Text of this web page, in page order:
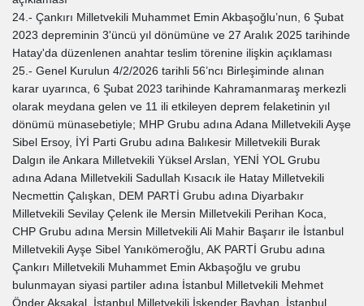
24.- Çankırı Milletvekili Muhammet Emin Akbaşoğlu’nun, 6 Şubat
2023 depreminin 3'üncü yıl dönümüne ve 27 Aralık 2025 tarihinde
Hatay'da düzenlenen anahtar teslim törenine ilişkin açıklaması
25.- Genel Kurulun 4/2/2026 tarihli 56’ncı Birleşiminde alınan
karar uyarınca, 6 Şubat 2023 tarihinde Kahramanmaraş merkezli
olarak meydana gelen ve 11 ili etkileyen deprem felaketinin yıl
dönümü münasebetiyle; MHP Grubu adına Adana Milletvekili Ayşe
Sibel Ersoy, İYİ Parti Grubu adına Balıkesir Milletvekili Burak
Dalgın ile Ankara Milletvekili Yüksel Arslan, YENİ YOL Grubu
adına Adana Milletvekili Sadullah Kısacık ile Hatay Milletvekili
Necmettin Çalışkan, DEM PARTİ Grubu adına Diyarbakır
Milletvekili Sevilay Çelenk ile Mersin Milletvekili Perihan Koca,
CHP Grubu adına Mersin Milletvekili Ali Mahir Başarır ile İstanbul
Milletvekili Ayşe Sibel Yanıkömeroğlu, AK PARTİ Grubu adına
Çankırı Milletvekili Muhammet Emin Akbaşoğlu ve grubu
bulunmayan siyasi partiler adına İstanbul Milletvekili Mehmet
Önder Aksakal, İstanbul Milletvekili İskender Bayhan, İstanbul